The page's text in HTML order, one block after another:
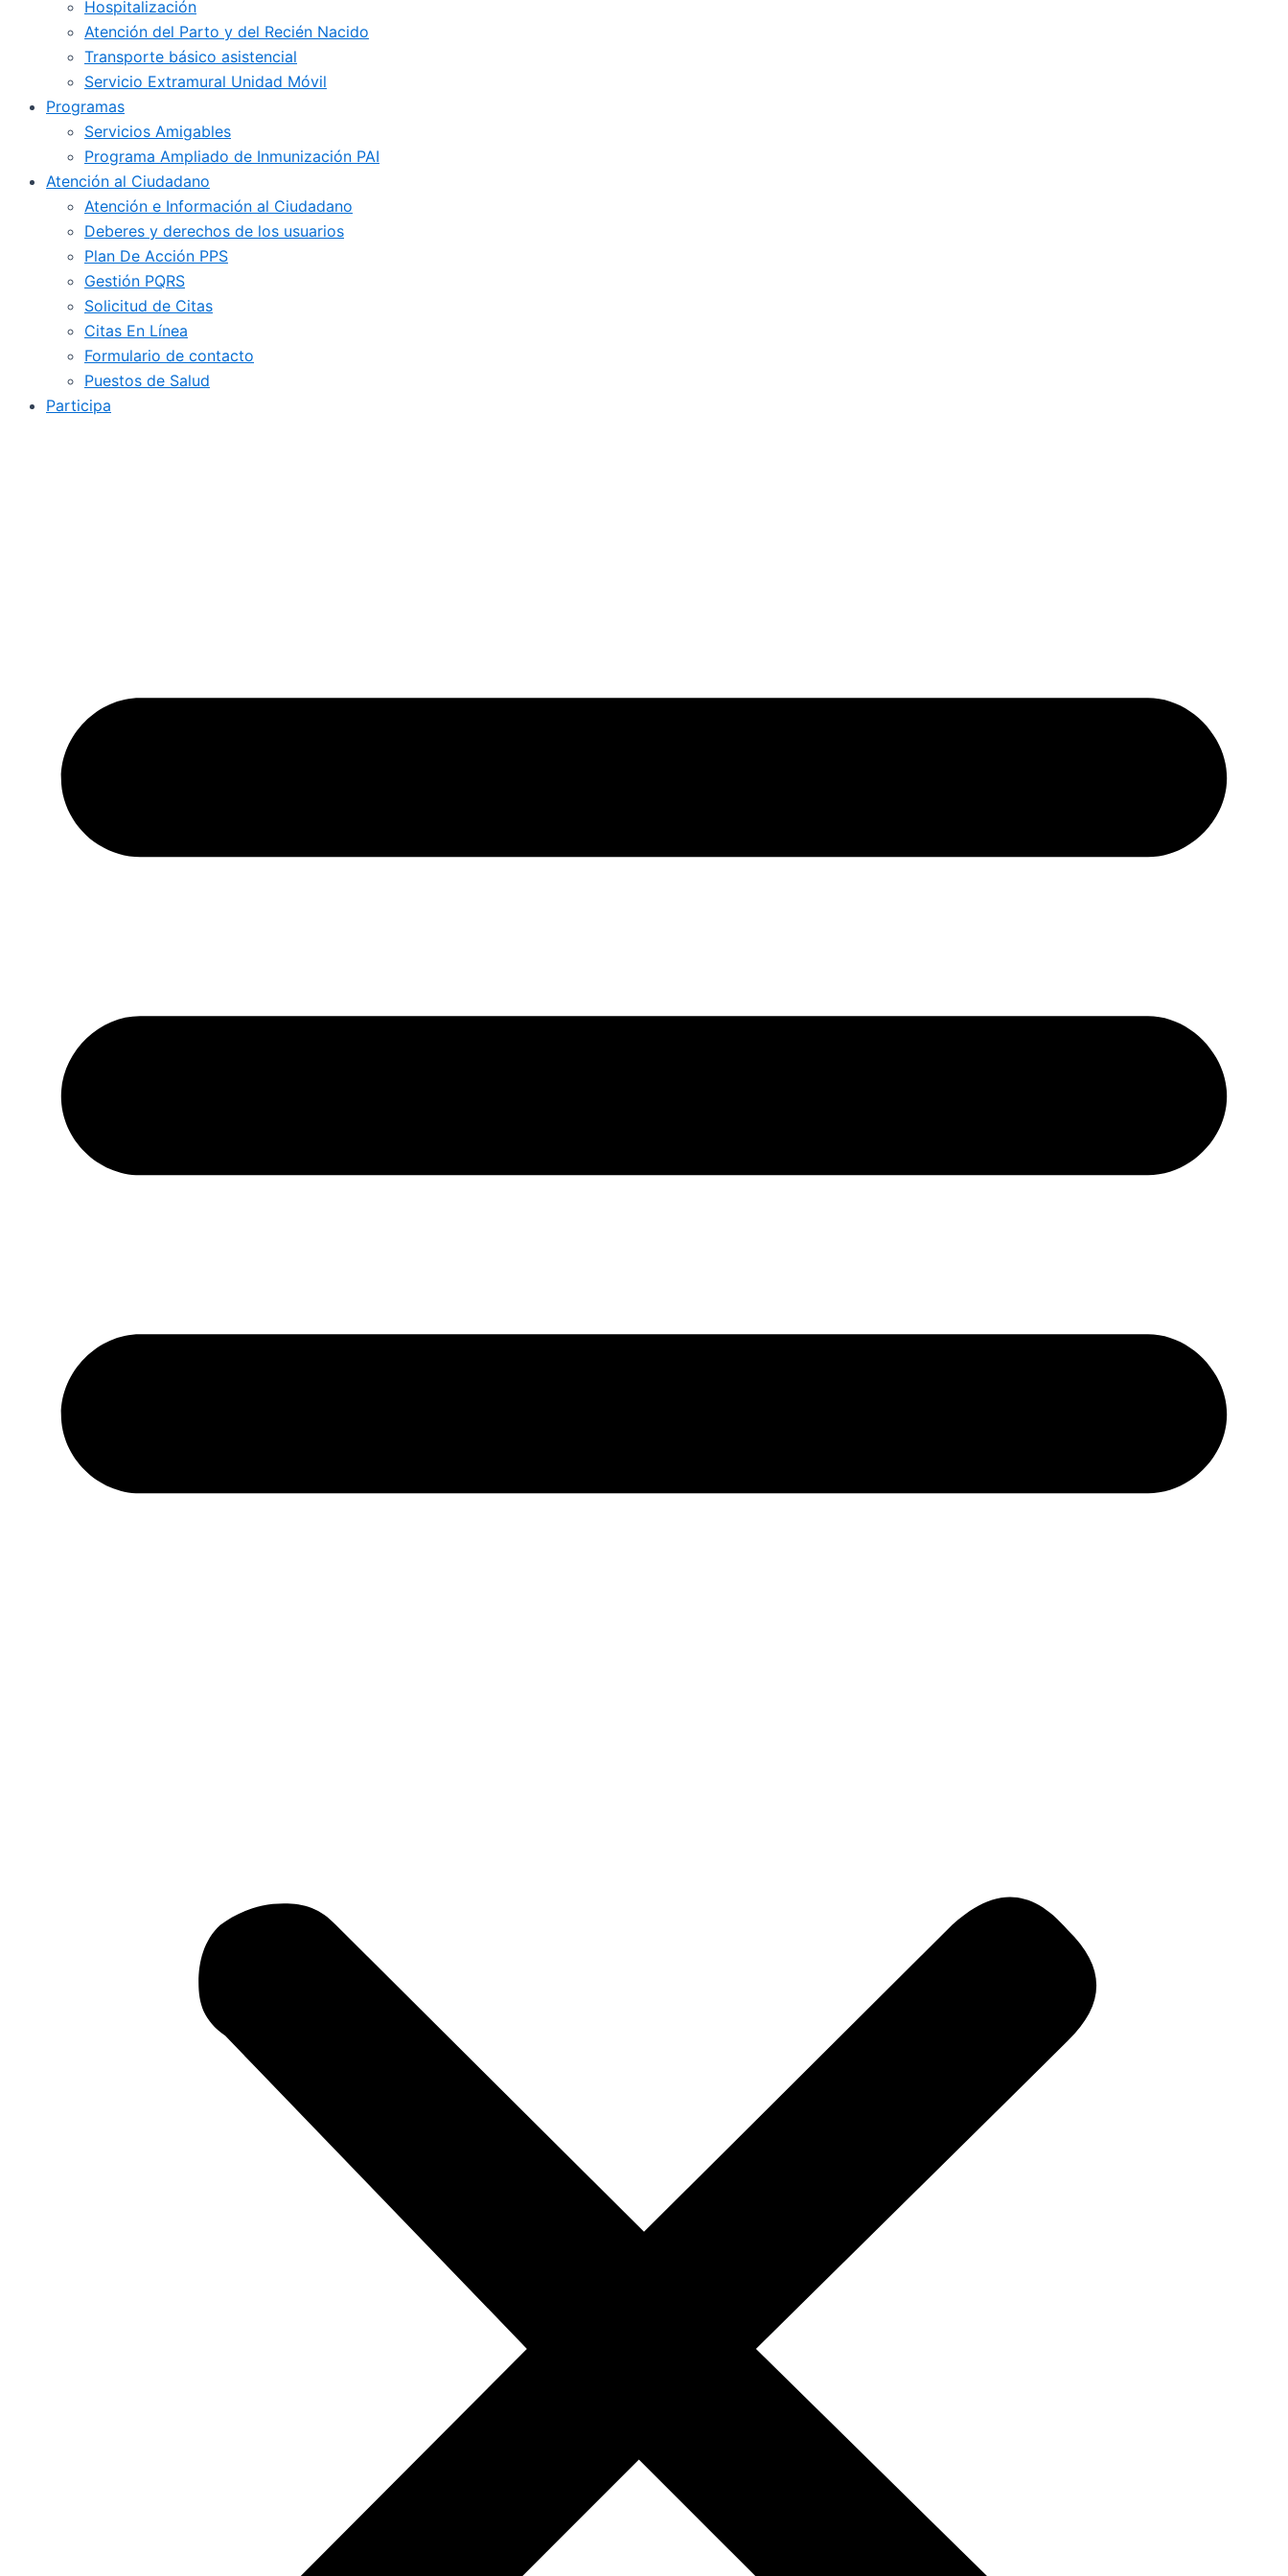
Hospitalización
Atención del Parto y del Recién Nacido
Transporte básico asistencial
Servicio Extramural Unidad Móvil
Programas
Servicios Amigables
Programa Ampliado de Inmunización PAI
Atención al Ciudadano
Atención e Información al Ciudadano
Deberes y derechos de los usuarios
Plan De Acción PPS
Gestión PQRS
Solicitud de Citas
Citas En Línea
Formulario de contacto
Puestos de Salud
Participa